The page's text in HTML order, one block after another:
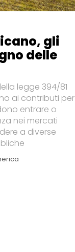
gli
delle
legge 394/81
ai contributi per
entrare o
nei mercati
a diverse